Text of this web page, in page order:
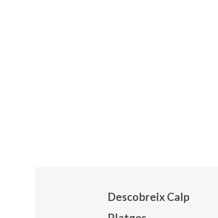
Descobreix Calp